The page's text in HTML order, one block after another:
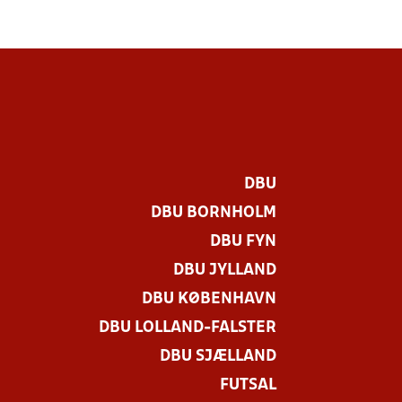
DBU
DBU BORNHOLM
DBU FYN
DBU JYLLAND
DBU KØBENHAVN
DBU LOLLAND-FALSTER
DBU SJÆLLAND
FUTSAL